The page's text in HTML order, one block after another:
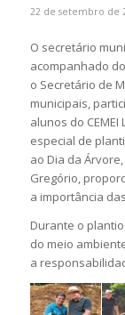
22 de setembro de
O secretário
acompanhado
o Secretário de
municipais,
alunos do
especial de
ao Dia da
Gregório,
a importância
Durante o
do meio
a